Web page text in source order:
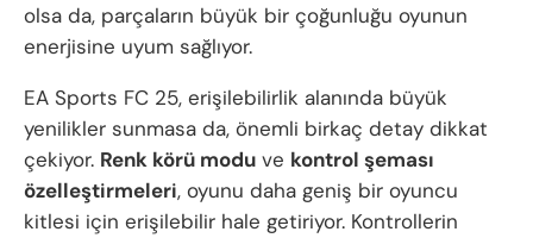
olsa da, parçaların büyük bir çoğunluğu oyunun
enerjisine uyum sağlıyor.
EA Sports FC 25, erişilebilirlik alanında büyük
yenilikler sunmasa da, önemli birkaç detay dikkat
çekiyor. Renk körü modu ve kontrol şeması
özelleştirmeleri, oyunu daha geniş bir oyuncu
kitlesi için erişilebilir hale getiriyor. Kontrollerin